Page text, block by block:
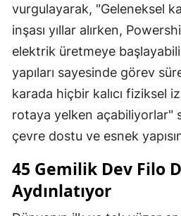
vurgulayarak, "Geleneksel
inşası yıllar alırken,
elektrik üretmeye
yapıları sayesinde görev
karada hiçbir kalıcı fiziksel
rotaya yelken açabiliyorlar"
çevre dostu ve esnek
45 Gemilik Dev Filo
Aydınlatıyor